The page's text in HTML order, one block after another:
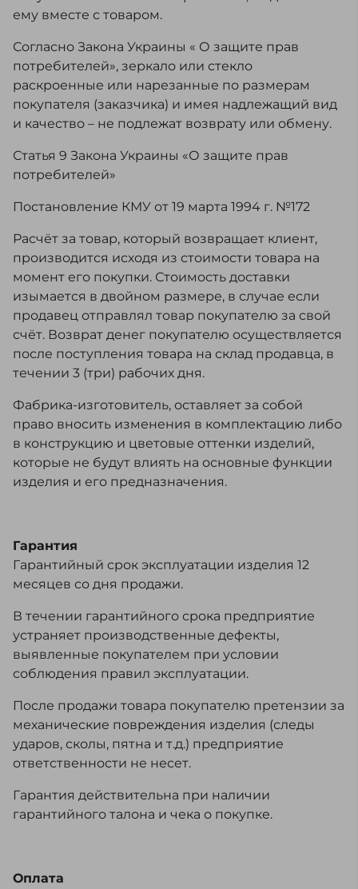
ему вместе с товаром.
Согласно Закона Украины « О защите прав
потребителей», зеркало или стекло
раскроенные или нарезанные по размерам
покупателя (заказчика) и имея надлежащий вид
и качество – не подлежат возврату или обмену.
Статья 9 Закона Украины «О защите прав
потребителей»
Постановление КМУ от 19 марта 1994 г. №172
Расчёт за товар, который возвращает клиент,
производится исходя из стоимости товара на
момент его покупки. Стоимость доставки
изымается в двойном размере, в случае если
продавец отправлял товар покупателю за свой
счёт. Возврат денег покупателю осуществляется
после поступления товара на склад продавца, в
течении 3 (три) рабочих дня.
Фабрика-изготовитель, оставляет за собой
право вносить изменения в комплектацию либо
в конструкцию и цветовые оттенки изделий,
которые не будут влиять на основные функции
изделия и его предназначения.
Гарантия
Гарантийный срок эксплуатации изделия 12
месяцев со дня продажи.
В течении гарантийного срока предприятие
устраняет производственные дефекты,
выявленные покупателем при условии
соблюдения правил эксплуатации.
После продажи товара покупателю претензии за
механические повреждения изделия (следы
ударов, сколы, пятна и т.д.) предприятие
ответственности не несет.
Гарантия действительна при наличии
гарантийного талона и чека о покупке.
Оплата